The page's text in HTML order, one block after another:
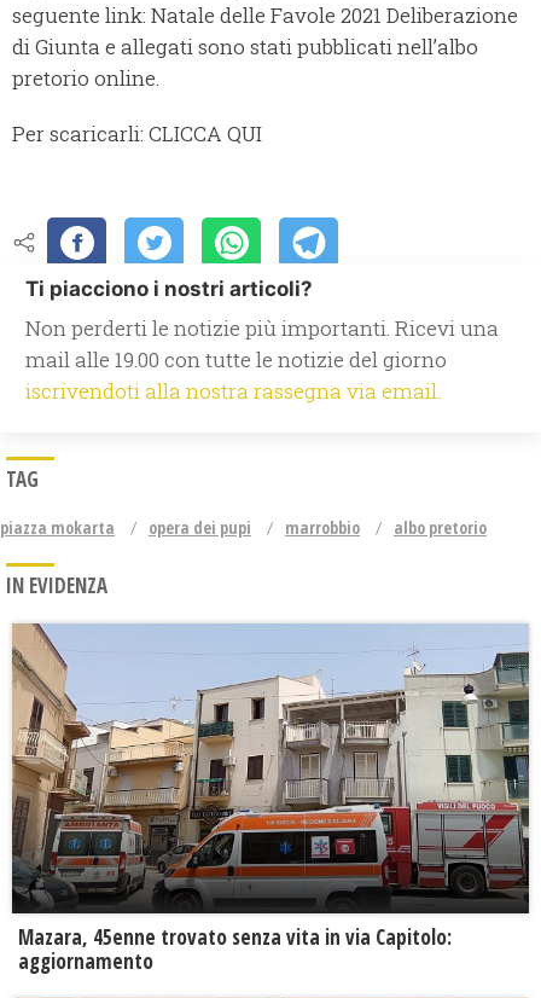
seguente link: Natale delle Favole 2021 Deliberazione
di Giunta e allegati sono stati pubblicati nell’albo
pretorio online.
Per scaricarli: CLICCA QUI
Ti piacciono i nostri articoli?
Non perderti le notizie più importanti. Ricevi una
mail alle 19.00 con tutte le notizie del giorno
iscrivendoti alla nostra rassegna via email.
TAG
piazza mokarta opera dei pupi marrobbio albo pretorio
IN EVIDENZA
Mazara, 45enne trovato senza vita in via Capitolo:
aggiornamento